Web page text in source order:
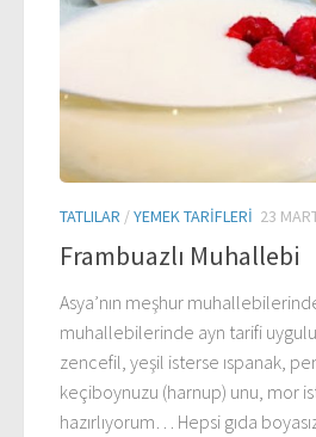
TATLILAR /YEMEK TARIFLERI 23
Frambuazlı Muhallebi
Asya’nın meşhur
muhallebilerinde ayn tarifi
zencefil, yeşil isterse ıspanak,
keçiboynuzu (harnup) unu, mor
hazırlıyorum… Hepsi gıda